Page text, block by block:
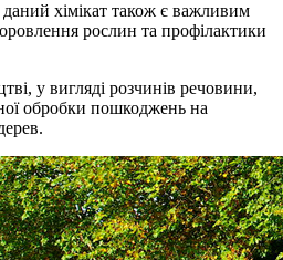
хімікат також є важливим
рослин та профілактики
у вигляді розчинів речовини,
обробки пошкоджень на